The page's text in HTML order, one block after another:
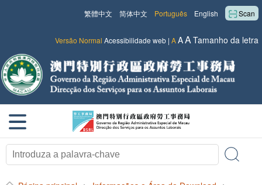
Scan
English
Português
简体中文
繁體中文
Versão Normal Acessibilidade web | AAATamanho da letra